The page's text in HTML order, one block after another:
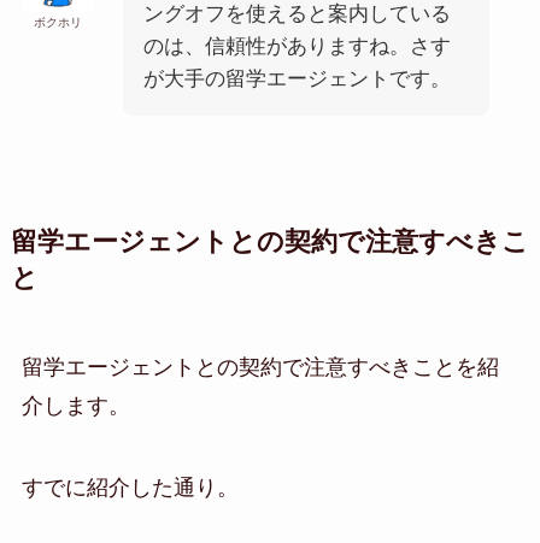
ボクホリ
ングオフを使えると案内している
のは、信頼性がありますね。さす
が大手の留学エージェントです。
留学エージェントとの契約で注意すべきこ
と
留学エージェントとの契約で注意すべきことを紹
介します。
すでに紹介した通り。